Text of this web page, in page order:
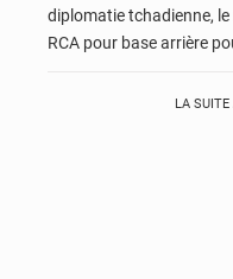
diplomatie tchadienne,
RCA pour base arrière
LA